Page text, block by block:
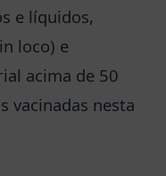
e líquidos,
loco) e
acima de 50
vacinadas nesta